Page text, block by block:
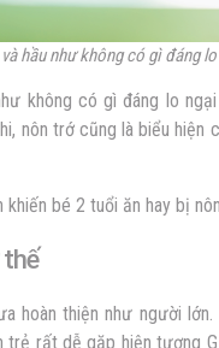
hầu như không có gì đáng
không có gì đáng lo
nôn trớ cũng là biểu hiện
khiến bé 2 tuổi ăn hay bị nôn
thế
hoàn thiện như người
rất dễ gặp hiện tượng